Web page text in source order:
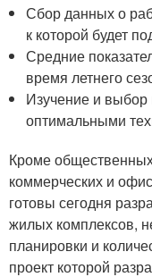
Сбор данных о
к которой будет
Средние
время летнего
Изучение и выбор
оптимальными
Кроме
коммерческих и
готовы сегодня
жилых комплексов,
планировки и
проект которой